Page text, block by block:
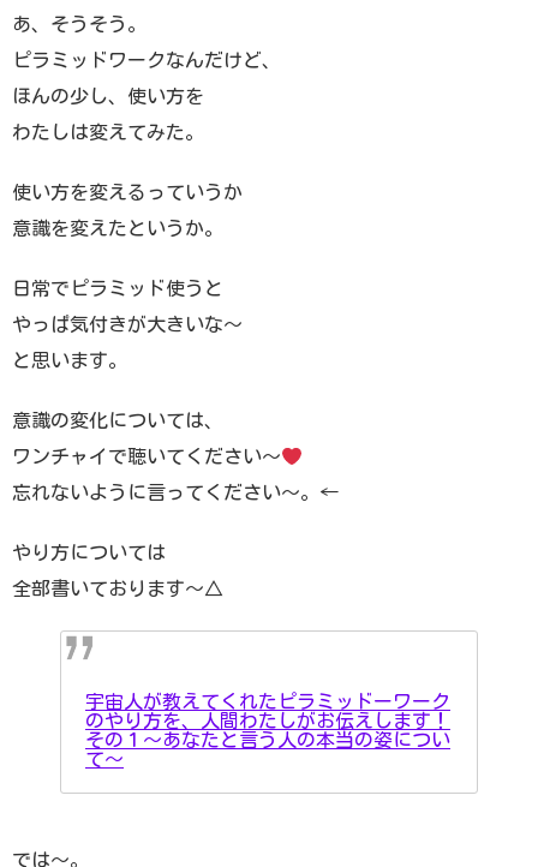
あ、そうそう。
ピラミッドワークなんだけど、
ほんの少し、使い方を
わたしは変えてみた。
使い方を変えるっていうか
意識を変えたというか。
日常でピラミッド使うと
やっぱ気付きが大きいな〜
と思います。
意識の変化については、
ワンチャイで聴いてください〜
忘れないように言ってください〜。←
やり方については
全部書いております〜△
宇宙人が教えてくれたピラミッドーワーク
のやり方を、人間わたしがお伝えします！
その１〜あなたと言う人の本当の姿につい
て〜
では〜。